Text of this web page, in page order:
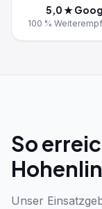
5,0 ★
100 %
So
Unser